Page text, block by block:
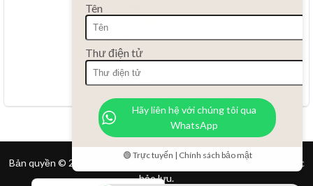
Có câu hỏi nào không?
86.15051486055
haiming@leantex.com
Bản quyền © 2017 Lean Textile Co., Limited. Tất cả các quyền được
bảo lưu.
Tên
Thư điện tử
Hãy liên hệ với chúng tôi qua
WhatsApp
🟢 Trực tuyến | Chính sách bảo mật
English
Français
Italiano
Español
Português do Brasil
Русский